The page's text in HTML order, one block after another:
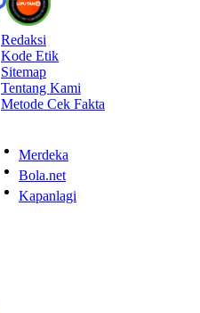
Redaksi
Kode Etik
Sitemap
Tentang Kami
Metode Cek Fakta
Merdeka
Bola.net
Kapanlagi